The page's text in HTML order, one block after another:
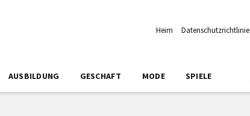
Heim Datenschutzrichtlinie
AUSBILDUNG GESCHAFT MODE SPIELE